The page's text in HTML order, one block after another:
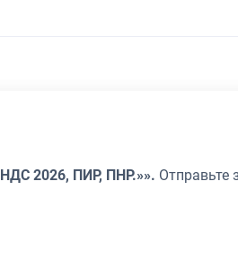
2026, ПИР, ПНР.»». Отправьте